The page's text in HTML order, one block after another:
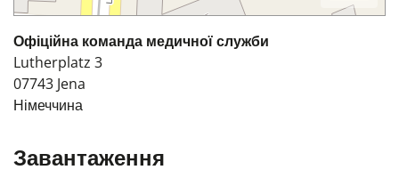
Офіційна команда медичної служби
Lutherplatz 3
07743 Jena
Німеччина
Завантаження